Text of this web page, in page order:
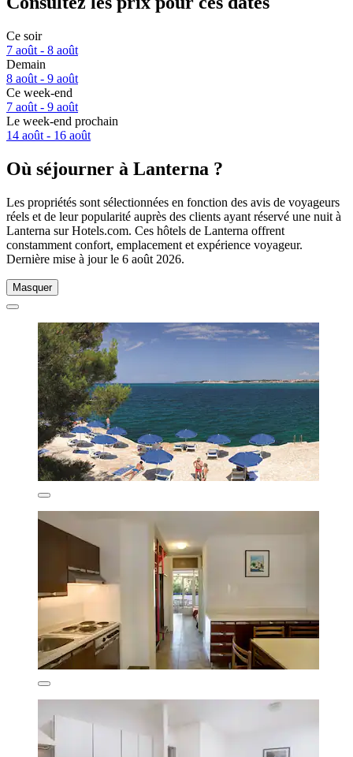
Ce soir
7 août - 8 août
Demain
8 août - 9 août
Ce week-end
7 août - 9 août
Le week-end prochain
14 août - 16 août
Où séjourner à Lanterna ?
Les propriétés sont sélectionnées en fonction des avis de voyageurs
réels et de leur popularité auprès des clients ayant réservé une nuit à
Lanterna sur Hotels.com. Ces hôtels de Lanterna offrent
constamment confort, emplacement et expérience voyageur.
Dernière mise à jour le 6 août 2026.
Masquer